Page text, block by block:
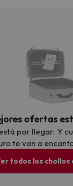
ofertas
por llegar. Y
te van a
todos los chollos